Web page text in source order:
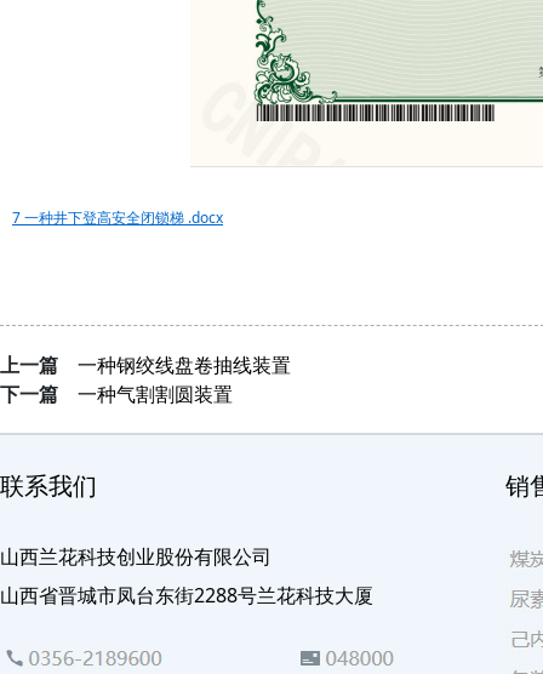
7 一种井下登高安全闭锁梯 .docx
上一篇
一种钢绞线盘卷抽线装置
下一篇
一种气割割圆装置
联系我们
山西兰花科技创业股份有限公司
山西省晋城市凤台东街2288号兰花科技大厦
销